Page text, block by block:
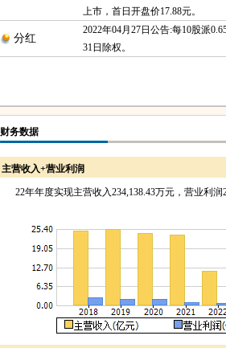
上市，首日开盘价17.88元。
分红
2022年04月27日公告:每10股派
31日除权。
财务数据
主营收入+营业利润
22年年度实现主营收入234,138.43万元，营业利润